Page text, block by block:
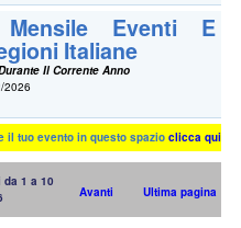
Mensile Eventi E
Italiane
Il Corrente Anno
2026
il tuo evento in questo spazioclicca qui
1 a 10
Avanti Ultima pagina